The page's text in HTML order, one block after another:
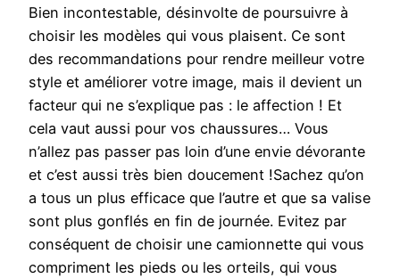
Bien incontestable, désinvolte de poursuivre à
choisir les modèles qui vous plaisent. Ce sont
des recommandations pour rendre meilleur votre
style et améliorer votre image, mais il devient un
facteur qui ne s’explique pas : le affection ! Et
cela vaut aussi pour vos chaussures… Vous
n’allez pas passer pas loin d’une envie dévorante
et c’est aussi très bien doucement !Sachez qu’on
a tous un plus efficace que l’autre et que sa valise
sont plus gonflés en fin de journée. Evitez par
conséquent de choisir une camionnette qui vous
compriment les pieds ou les orteils, qui vous